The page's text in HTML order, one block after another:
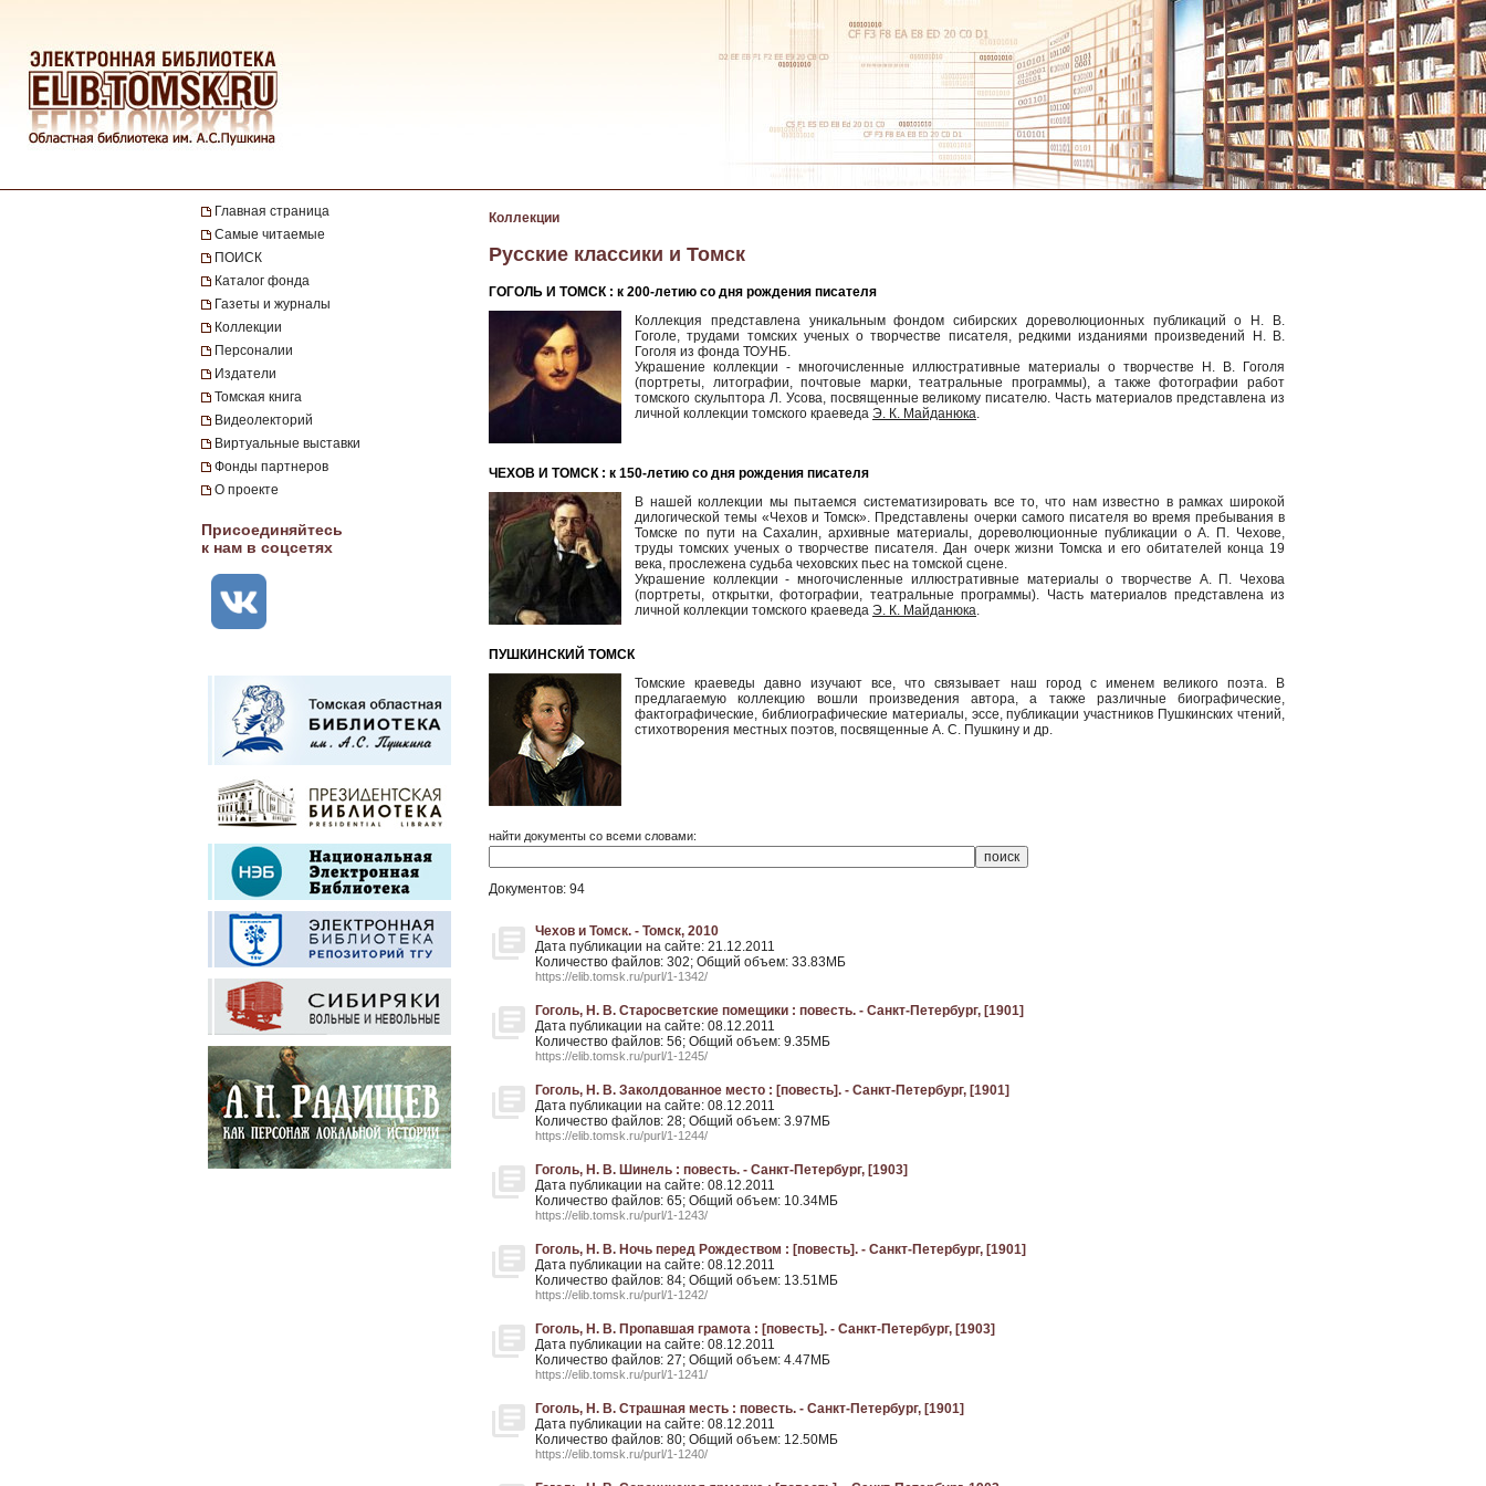
Главная страница
Самые читаемые
ПОИСК
Каталог фонда
Газеты и журналы
Коллекции
Персоналии
Издатели
Томская книга
Видеолекторий
Виртуальные выставки
Фонды партнеров
О проекте
Присоединяйтесь
к нам в соцсетях
Коллекции
Русские классики и Томск
ГОГОЛЬ И ТОМСК : к 200-летию со дня рождения писателя
Коллекция представлена уникальным фондом сибирских дореволюционных публикаций о Н. В.
Гоголе, трудами томских ученых о творчестве писателя, редкими изданиями произведений Н. В.
Гоголя из фонда ТОУНБ.
Украшение коллекции - многочисленные иллюстративные материалы о творчестве Н. В. Гоголя
(портреты, литографии, почтовые марки, театральные программы), а также фотографии работ
томского скульптора Л. Усова, посвященные великому писателю. Часть материалов представлена из
личной коллекции томского краеведа Э. К. Майданюка.
ЧЕХОВ И ТОМСК : к 150-летию со дня рождения писателя
В нашей коллекции мы пытаемся систематизировать все то, что нам известно в рамках широкой
дилогической темы «Чехов и Томск». Представлены очерки самого писателя во время пребывания в
Томске по пути на Сахалин, архивные материалы, дореволюционные публикации о А. П. Чехове,
труды томских ученых о творчестве писателя. Дан очерк жизни Томска и его обитателей конца 19
века, прослежена судьба чеховских пьес на томской сцене.
Украшение коллекции - многочисленные иллюстративные материалы о творчестве А. П. Чехова
(портреты, открытки, фотографии, театральные программы). Часть материалов представлена из
личной коллекции томского краеведа Э. К. Майданюка.
ПУШКИНСКИЙ ТОМСК
Томские краеведы давно изучают все, что связывает наш город с именем великого поэта. В
предлагаемую коллекцию вошли произведения автора, а также различные биографические,
фактографические, библиографические материалы, эссе, публикации участников Пушкинских чтений,
стихотворения местных поэтов, посвященные А. С. Пушкину и др.
найти документы со всеми словами:
Документов: 94
Чехов и Томск. - Томск, 2010
Дата публикации на сайте: 21.12.2011
Количество файлов: 302; Общий объем: 33.83МБ
https://elib.tomsk.ru/purl/1-1342/
Гоголь, Н. В. Старосветские помещики : повесть. - Санкт-Петербург, [1901]
Дата публикации на сайте: 08.12.2011
Количество файлов: 56; Общий объем: 9.35МБ
https://elib.tomsk.ru/purl/1-1245/
Гоголь, Н. В. Заколдованное место : [повесть]. - Санкт-Петербург, [1901]
Дата публикации на сайте: 08.12.2011
Количество файлов: 28; Общий объем: 3.97МБ
https://elib.tomsk.ru/purl/1-1244/
Гоголь, Н. В. Шинель : повесть. - Санкт-Петербург, [1903]
Дата публикации на сайте: 08.12.2011
Количество файлов: 65; Общий объем: 10.34МБ
https://elib.tomsk.ru/purl/1-1243/
Гоголь, Н. В. Ночь перед Рождеством : [повесть]. - Санкт-Петербург, [1901]
Дата публикации на сайте: 08.12.2011
Количество файлов: 84; Общий объем: 13.51МБ
https://elib.tomsk.ru/purl/1-1242/
Гоголь, Н. В. Пропавшая грамота : [повесть]. - Санкт-Петербург, [1903]
Дата публикации на сайте: 08.12.2011
Количество файлов: 27; Общий объем: 4.47МБ
https://elib.tomsk.ru/purl/1-1241/
Гоголь, Н. В. Страшная месть : повесть. - Санкт-Петербург, [1901]
Дата публикации на сайте: 08.12.2011
Количество файлов: 80; Общий объем: 12.50МБ
https://elib.tomsk.ru/purl/1-1240/